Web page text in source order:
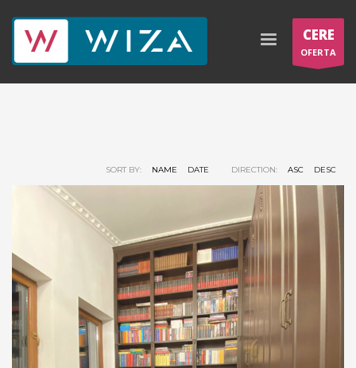
CERE
OFERTA
SORT BY: NAME DATE DIRECTION: ASC DESC